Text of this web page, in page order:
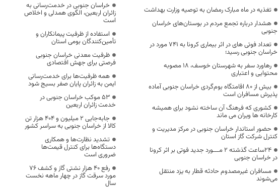
تغذیه در ماه مبارک رمضان به توصیه وزارت بهداشت
هشدار درباره تجمع مردم در بوستان‌های خراسان
جنوبی
تعداد فوتی های در اثر بیماری کرونا به 741 مورد در
خراسان جنوبی رسید؛
رهاورد سفر به شهرستان خوسف، ۱۸ مصوبه
محتوایی و اعتباری
بیش از ۸۰ اقامتگاه بوم‌گردی خراسان جنوبی آماده
پذیرش مسافران است
کشوری که فرهنگ آن ساخته نشود برای همیشه
کارخانه ها ویران می ماند
حضور استاندار خراسان جنوبی در مرکز مدیریت و
کنترل شرکت گاز استان
24ساعت گذشته 2 مـــورد جدید فوتی بر اثر کرونا
در خراسان جنوبی
مسافران غیرمصدوم حادثه قطار به یزد منتقل
می‌شوند
خراسان جنوبی در خدمت‌رسانی به
زائران اربعین، الگوی همدلی و اخلاص
است
استفاده از ظرفیت پیمانکاران و
تأمین‌کنندگان بومی استان
ظرفیت معدنی خراسان جنوبی
فرصتی برای جهش اقتصادی
همه ظرفیت‌ها برای خدمت‌رسانی
ایمن به زائران پایان صفر بسیج شود
53 موکب خراسان جنوبی در
خدمت زائران اربعین
جابه‌جایی 2 میلیون و 404 هزار تن
کالا از خراسان جنوبی به سراسر کشور
تشدید نظارت‌ها و همکاری
دستگاه‌ها برای کنترل قیمت‌ها
ضروری است
رفع 40 هزار نشتی گاز و کشف 76
مورد سرقت گاز در چهار ماهه نخست
سال